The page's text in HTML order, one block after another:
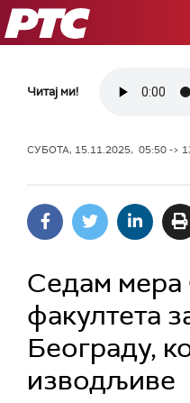
РТС
Читај ми!
СУБОТА, 15.11.2025, 05:50 ->
Седам мера
факултета
Београду,
изводљиве